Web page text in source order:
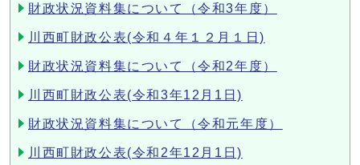
財政状況資料集について（令和3年度）
川西町財政公表(令和４年１２月１日)
財政状況資料集について（令和2年度）
川西町財政公表(令和3年12月1日)
財政状況資料集について（令和元年度）
川西町財政公表(令和2年12月1日)